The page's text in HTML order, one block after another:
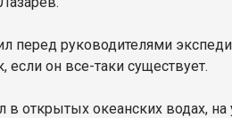
перед руководителями
он все-таки существует.
в открытых океанских водах,